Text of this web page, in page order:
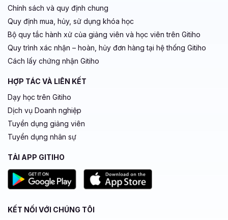
Chính sách và quy định chung
Quy định mua, hủy, sử dụng khóa học
Bộ quy tắc hành xử của giảng viên và học viên trên Gitiho
Quy trình xác nhận – hoàn, hủy đơn hàng tại hệ thống Gitiho
Cách lấy chứng nhận Gitiho
HỢP TÁC VÀ LIÊN KẾT
Dạy học trên Gitiho
Dịch vụ Doanh nghiệp
Tuyển dụng giảng viên
Tuyển dụng nhân sự
TẢI APP GITIHO
KẾT NỐI VỚI CHÚNG TÔI